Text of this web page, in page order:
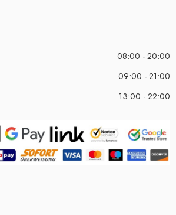
08:00 - 20:00
09:00 - 21:00
13:00 - 22:00